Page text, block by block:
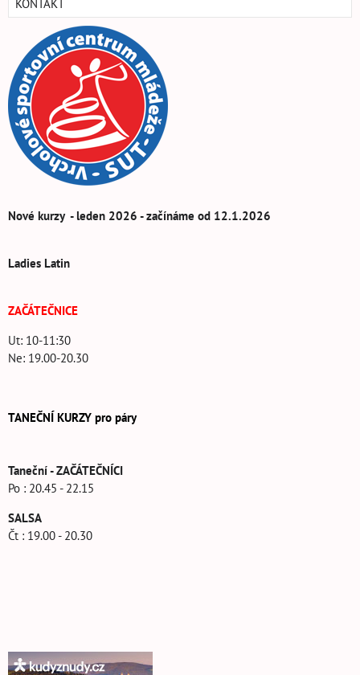
KONTAKT
Nové kurzy - leden 2026 - začínáme od 12.1.2026
Ladies Latin
ZAČÁTEČNICE
Ut: 10-11:30
Ne: 19.00-20.30
TANEČNÍ KURZY pro páry
Taneční - ZAČÁTEČNÍCI
Po : 20.45 - 22.15
SALSA
Čt : 19.00 - 20.30